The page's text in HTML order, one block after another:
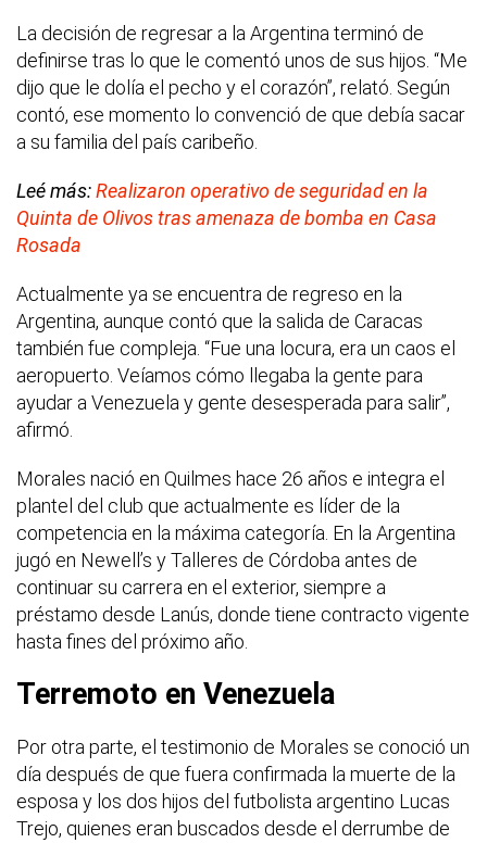
La decisión de regresar a la Argentina terminó de
definirse tras lo que le comentó unos de sus hijos. “Me
dijo que le dolía el pecho y el corazón”, relató. Según
contó, ese momento lo convenció de que debía sacar
a su familia del país caribeño.
Leé más:Realizaron operativo de seguridad en la
Quinta de Olivos tras amenaza de bomba en Casa
Rosada
Actualmente ya se encuentra de regreso en la
Argentina, aunque contó que la salida de Caracas
también fue compleja. “Fue una locura, era un caos el
aeropuerto. Veíamos cómo llegaba la gente para
ayudar a Venezuela y gente desesperada para salir”,
afirmó.
Morales nació en Quilmes hace 26 años e integra el
plantel del club que actualmente es líder de la
competencia en la máxima categoría. En la Argentina
jugó en Newell’s y Talleres de Córdoba antes de
continuar su carrera en el exterior, siempre a
préstamo desde Lanús, donde tiene contracto vigente
hasta fines del próximo año.
Terremoto en Venezuela
Por otra parte, el testimonio de Morales se conoció un
día después de que fuera confirmada la muerte de la
esposa y los dos hijos del futbolista argentino Lucas
Trejo, quienes eran buscados desde el derrumbe de